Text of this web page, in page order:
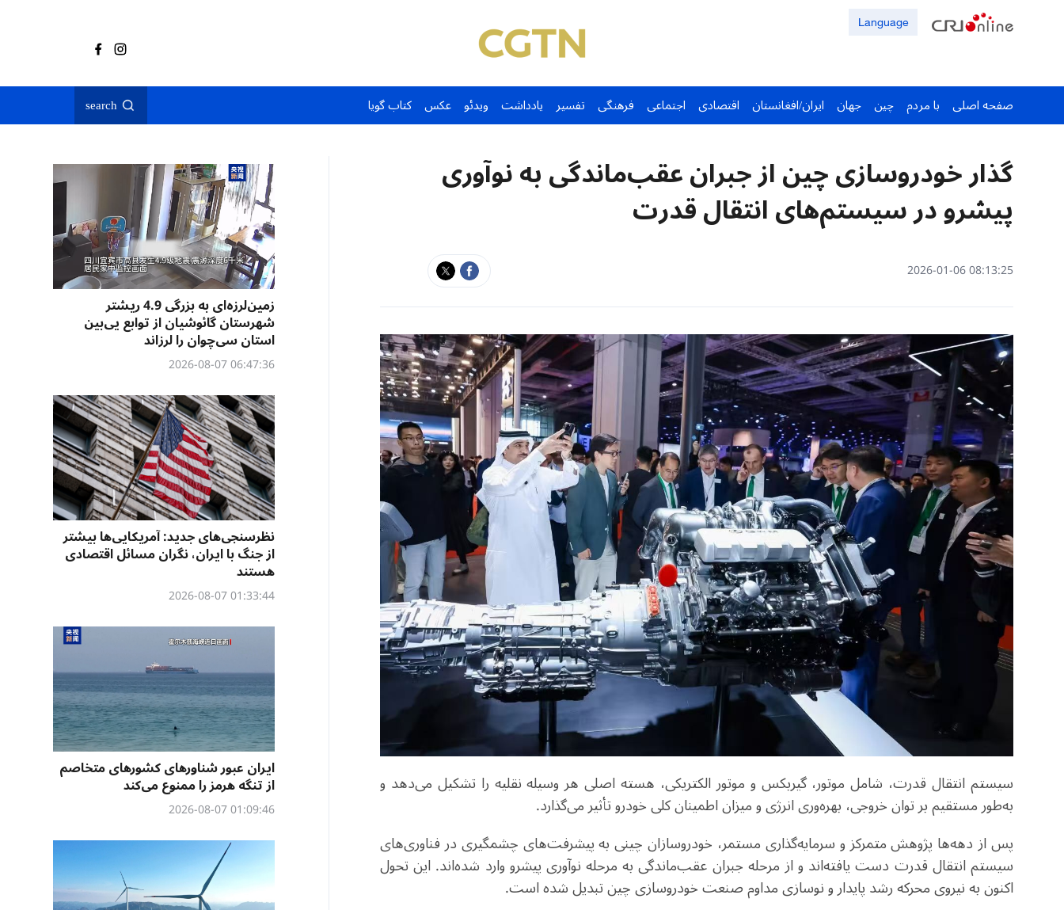
Language
صفحه اصلی با مردم چین جهان ایران/افغانستان اقتصادی اجتماعی فرهنگی تفسیر یادداشت ویدئو عکس کتاب گویا search
گذار خودروسازی چین از جبران عقب‌ماندگی به نوآوری
پیشرو در سیستم‌های انتقال قدرت
08:13:25 2026-01-06
سیستم انتقال قدرت، شامل موتور، گیربکس و موتور الکتریکی، هسته اصلی هر وسیله نقلیه را تشکیل می‌دهد و
به‌طور مستقیم بر توان خروجی، بهره‌وری انرژی و میزان اطمینان کلی خودرو تأثیر می‌گذارد.
پس از دهه‌ها پژوهش متمرکز و سرمایه‌گذاری مستمر، خودروسازان چینی به پیشرفت‌های چشمگیری در فناوری‌های
سیستم انتقال قدرت دست یافته‌اند و از مرحله جبران عقب‌ماندگی به مرحله نوآوری پیشرو وارد شده‌اند. این تحول
اکنون به نیروی محرکه رشد پایدار و نوسازی مداوم صنعت خودروسازی چین تبدیل شده است.
زمین‌لرزه‌ای به بزرگی 4.9 ریشتر
شهرستان گائوشیان از توابع یی‌بین
استان سی‌چوان را لرزاند
06:47:36 2026-08-07
نظرسنجی‌‌های جدید: آمریکایی‌ها بیشتر
از جنگ با ایران، نگران مسائل اقتصادی
هستند
01:33:44 2026-08-07
ایران عبور شناورهای کشورهای متخاصم
از تنگه هرمز را ممنوع می‌کند
01:09:46 2026-08-07